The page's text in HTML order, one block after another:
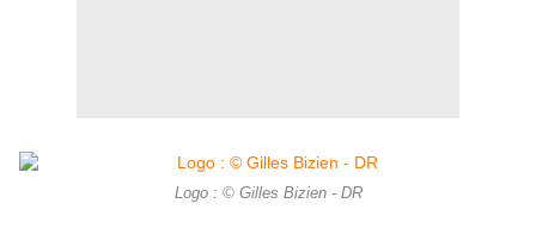
Logo : © Gilles Bizien - DR